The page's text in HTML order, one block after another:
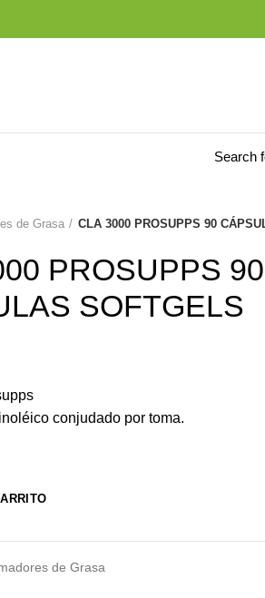
de Grasa CLA 3000 PROSUPPS 90
PROSUPPS 90
SOFTGELS
conjudado por toma.
de Grasa